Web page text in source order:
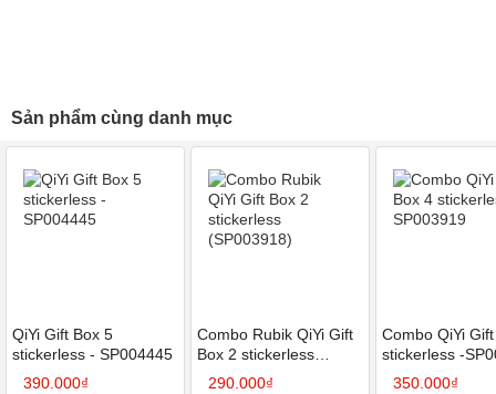
Sản phẩm cùng danh mục
QiYi Gift Box 5
stickerless - SP004445
390.000₫
Combo Rubik QiYi Gift
Box 2 stickerless
(SP003918)
290.000₫
Combo QiYi
stickerless -
350.000₫